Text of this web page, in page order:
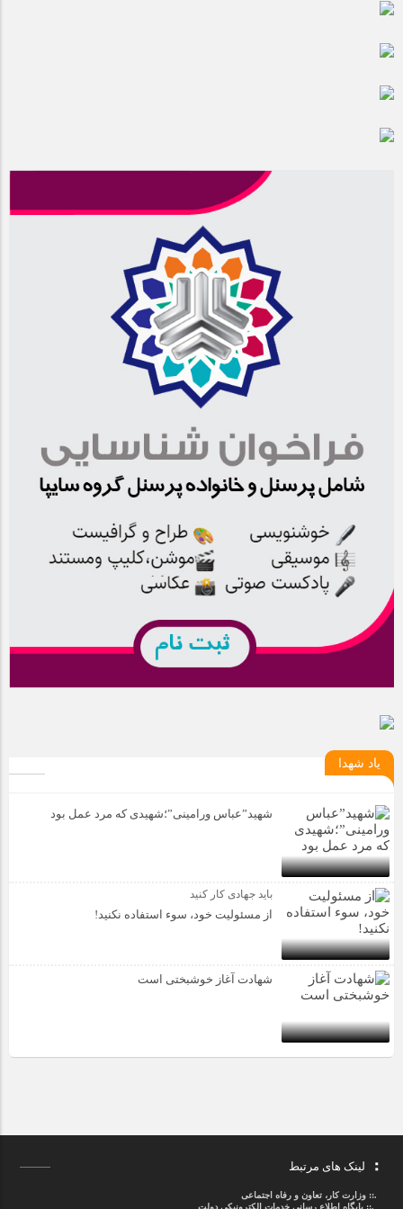
یاد شهدا
شهید”عباس ورامینی”؛شهیدی که مرد عمل بود
باید جهادی کار کنید
از مسئولیت خود، سوء استفاده نکنید!
شهادت آغاز خوشبختی است
لینک های مرتبط
.::وزارت کار، تعاون و رفاه اجتماعی
.::پایگاه اطلاع رسانی خدمات الکترونیکی دولت